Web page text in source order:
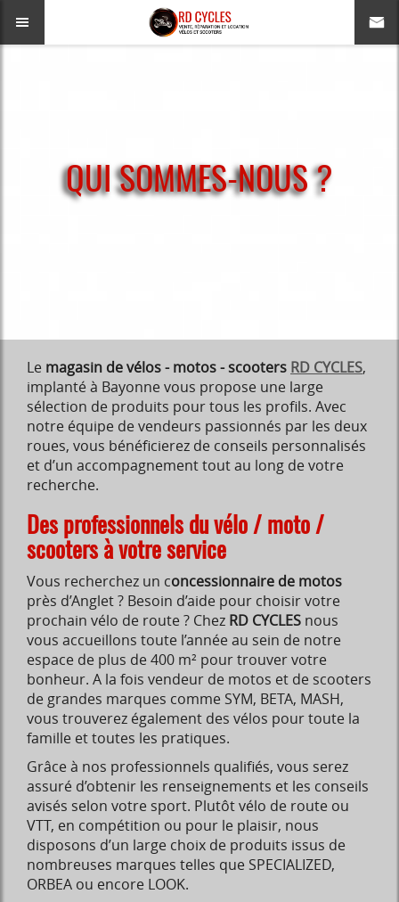
QUI SOMMES-NOUS ?
Le magasin de vélos - motos - scooters RD CYCLES,
implanté à Bayonne vous propose une large
sélection de produits pour tous les profils. Avec
notre équipe de vendeurs passionnés par les deux
roues, vous bénéficierez de conseils personnalisés
et d’un accompagnement tout au long de votre
recherche.
Des professionnels du vélo / moto /
scooters à votre service
Vous recherchez un concessionnaire de motos
près d’Anglet ? Besoin d’aide pour choisir votre
prochain vélo de route ? Chez RD CYCLES nous
vous accueillons toute l’année au sein de notre
espace de plus de 400 m² pour trouver votre
bonheur. A la fois vendeur de motos et de scooters
de grandes marques comme SYM, BETA, MASH,
vous trouverez également des vélos pour toute la
famille et toutes les pratiques.
Grâce à nos professionnels qualifiés, vous serez
assuré d’obtenir les renseignements et les conseils
avisés selon votre sport. Plutôt vélo de route ou
VTT, en compétition ou pour le plaisir, nous
disposons d’un large choix de produits issus de
nombreuses marques telles que SPECIALIZED,
ORBEA ou encore LOOK.